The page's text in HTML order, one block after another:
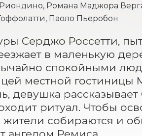
Романа Маджора
Паоло Пьеробон
Серджо Россетти,
в маленькую
спокойными
местной гостиницы
девушка
ритуал. Чтобы
собираются и